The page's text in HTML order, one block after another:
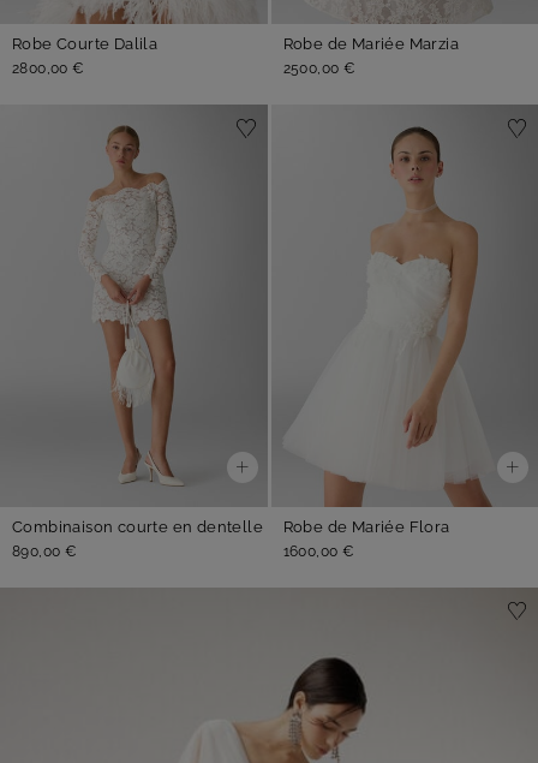
Robe Courte Dalila
2800,00 €
Robe de Mariée Marzia
2500,00 €
Combinaison courte en dentelle
890,00 €
Robe de Mariée Flora
1600,00 €